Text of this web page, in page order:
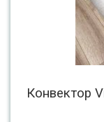
Конвектор